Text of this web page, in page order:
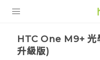
VIVE
HTC One M9+ 光
升級版)‎